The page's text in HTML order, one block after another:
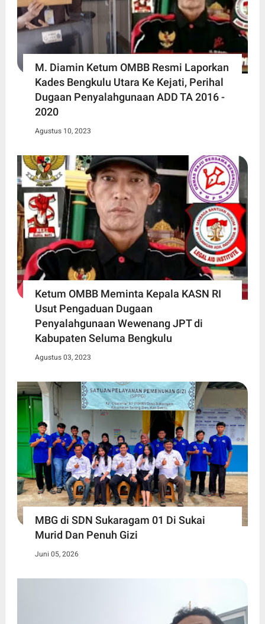
M. Diamin Ketum OMBB Resmi Laporkan
Kades Bengkulu Utara Ke Kejati, Perihal
Dugaan Penyalahgunaan ADD TA 2016 -
2020
Agustus 10, 2023
Ketum OMBB Meminta Kepala KASN RI
Usut Pengaduan Dugaan
Penyalahgunaan Wewenang JPT di
Kabupaten Seluma Bengkulu
Agustus 03, 2023
MBG di SDN Sukaragam 01 Di Sukai
Murid Dan Penuh Gizi
Juni 05, 2026